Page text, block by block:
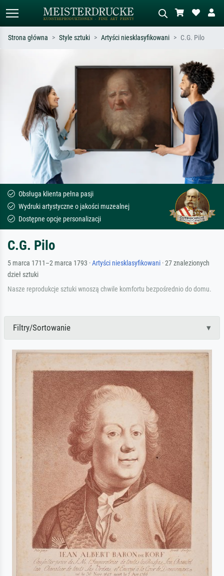
Monet, Gwiaździsta noc,
impresjonizm, fala Hokusaia, akt.
Opisz scenę – np. zielona łąka,
abstrakcja z czerwienią, ciemny olej,
stojący akt obok drzewa.
Strona główna Style sztuki Artyści niesklasyfikowani C.G. Pilo
Obsługa klienta pełna pasji
Wydruki artystyczne o jakości muzealnej
Dostępne opcje personalizacji
C.G. Pilo
5 marca 1711–2 marca 1793 ·Artyści niesklasyfikowani · 27 znalezionych
dzieł sztuki
Nasze reprodukcje sztuki wnoszą chwile komfortu bezpośrednio do domu.
Filtry/Sortowanie